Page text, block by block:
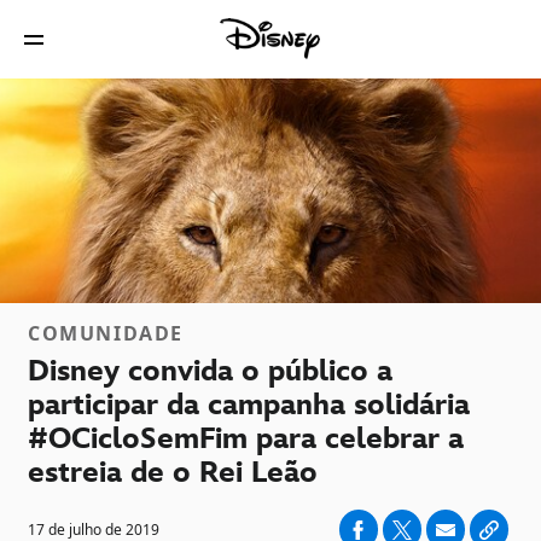
COMUNIDADE
Disney convida o público a
participar da campanha solidária
#OCicloSemFim para celebrar a
estreia de o Rei Leão
17 de julho de 2019